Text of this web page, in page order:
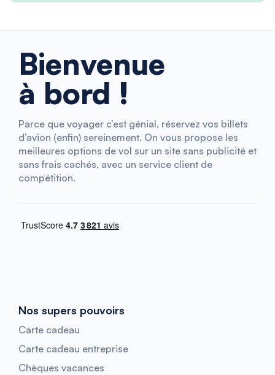
Bienvenue
à bord !
Parce que voyager c’est génial, réservez vos billets
d’avion (enfin) sereinement. On vous propose les
meilleures options de vol sur un site sans publicité et
sans frais cachés, avec un service client de
compétition.
Nos supers pouvoirs
Carte cadeau
Carte cadeau entreprise
Chèques vacances